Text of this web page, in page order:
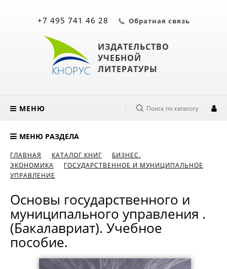
ИЗДАТЕЛЬСТВО
УЧЕБНОЙ
ЛИТЕРАТУРЫ
+7 495 741 46 28 Обратная связь
МЕНЮ Поиск по каталогу
МЕНЮ РАЗДЕЛА
ГЛАВНАЯ КАТАЛОГ КНИГ
БИЗНЕС.
ЭКОНОМИКА
ГОСУДАРСТВЕННОЕ И МУНИЦИПАЛЬНОЕ
УПРАВЛЕНИЕ
Основы государственного и
муниципального управления .
(Бакалавриат). Учебное
пособие.